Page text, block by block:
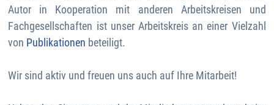
Autor in Kooperation mit anderen Arbeitskreisen und
Fachgesellschaften ist unser Arbeitskreis an einer Vielzahl
von Publikationen beteiligt.
Wir sind aktiv und freuen uns auch auf Ihre Mitarbeit!